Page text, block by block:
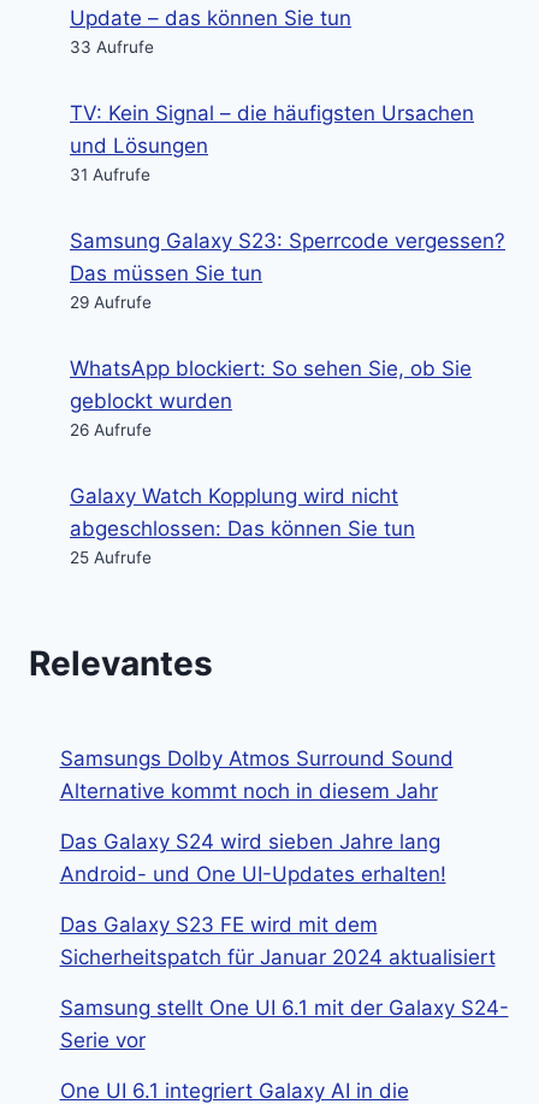
Update – das können Sie tun
33 Aufrufe
TV: Kein Signal – die häufigsten Ursachen
und Lösungen
31 Aufrufe
Samsung Galaxy S23: Sperrcode vergessen?
Das müssen Sie tun
29 Aufrufe
WhatsApp blockiert: So sehen Sie, ob Sie
geblockt wurden
26 Aufrufe
Galaxy Watch Kopplung wird nicht
abgeschlossen: Das können Sie tun
25 Aufrufe
Relevantes
Samsungs Dolby Atmos Surround Sound
Alternative kommt noch in diesem Jahr
Das Galaxy S24 wird sieben Jahre lang
Android- und One UI-Updates erhalten!
Das Galaxy S23 FE wird mit dem
Sicherheitspatch für Januar 2024 aktualisiert
Samsung stellt One UI 6.1 mit der Galaxy S24-
Serie vor
One UI 6.1 integriert Galaxy AI in die